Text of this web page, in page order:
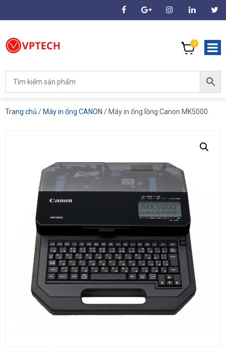
0
Trang chủ / Máy in ống CANON / Máy in ống lồng Canon MK5000